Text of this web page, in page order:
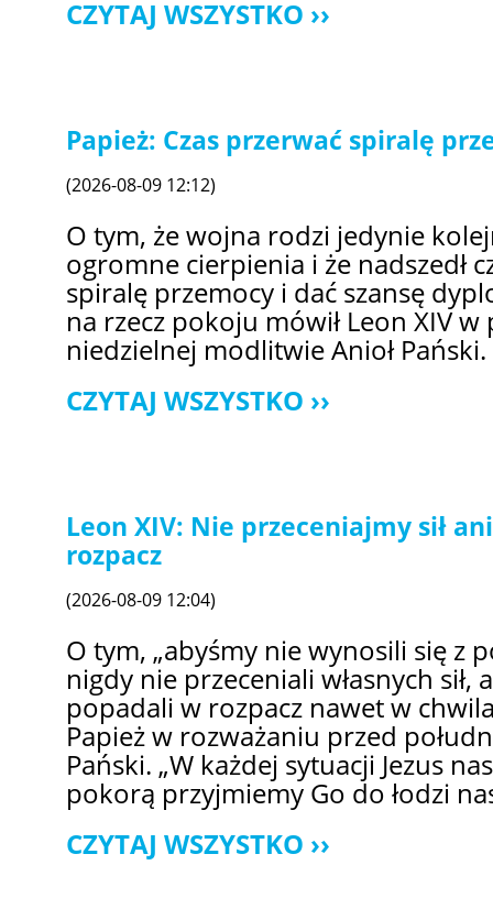
CZYTAJ WSZYSTKO
Papież: Czas przerwać spiralę
(2026-08-09 12:12)
O tym, że wojna rodzi jedynie
ogromne cierpienia i że nadszedł
spiralę przemocy i dać szansę
na rzecz pokoju mówił Leon XIV w
niedzielnej modlitwie Anioł Pański.
CZYTAJ WSZYSTKO
Leon XIV: Nie przeceniajmy sił
rozpacz
(2026-08-09 12:04)
O tym, „abyśmy nie wynosili się z
nigdy nie przeceniali własnych sił,
popadali w rozpacz nawet w
Papież w rozważaniu przed
Pański. „W każdej sytuacji Jezus
pokorą przyjmiemy Go do łodzi
CZYTAJ WSZYSTKO